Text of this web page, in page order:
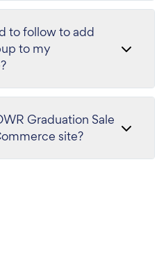
to follow to add
to my
Graduation Sale
site?